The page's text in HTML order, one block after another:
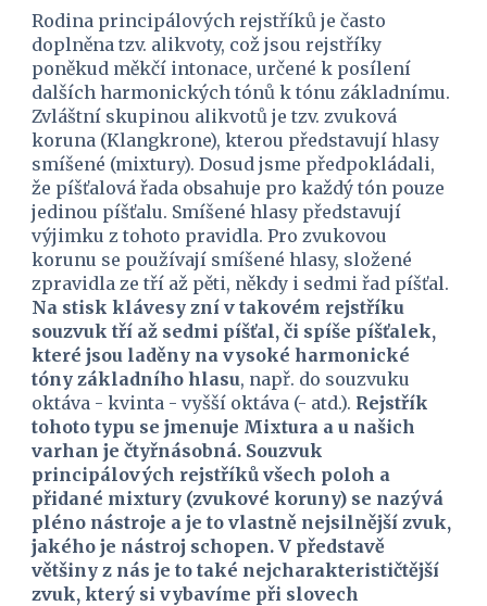
Rodina principálových rejstříků je často
doplněna tzv. alikvoty, což jsou rejstříky
poněkud měkčí intonace, určené k posílení
dalších harmonických tónů k tónu základnímu.
Zvláštní skupinou alikvotů je tzv. zvuková
koruna (Klangkrone), kterou představují hlasy
smíšené (mixtury). Dosud jsme předpokládali,
že píšťalová řada obsahuje pro každý tón pouze
jedinou píšťalu. Smíšené hlasy představují
výjimku z tohoto pravidla. Pro zvukovou
korunu se používají smíšené hlasy, složené
Na stisk klávesy zní v takovém rejstříku
souzvuk tří až sedmi píšťal, či spíše píšťalek,
které jsou laděny na vysoké harmonické
tóny základního hlasu, např. do souzvuku
oktáva - kvinta - vyšší oktáva (- atd.). Rejstřík
tohoto typu se jmenuje Mixtura a u našich
varhan je čtyřnásobná. Souzvuk
principálových rejstříků všech poloh a
přidané mixtury (zvukové koruny) se nazývá
pléno nástroje a je to vlastně nejsilnější zvuk,
jakého je nástroj schopen. V představě
většiny z nás je to také nejcharakterističtější
zvuk, který si vybavíme při slovech